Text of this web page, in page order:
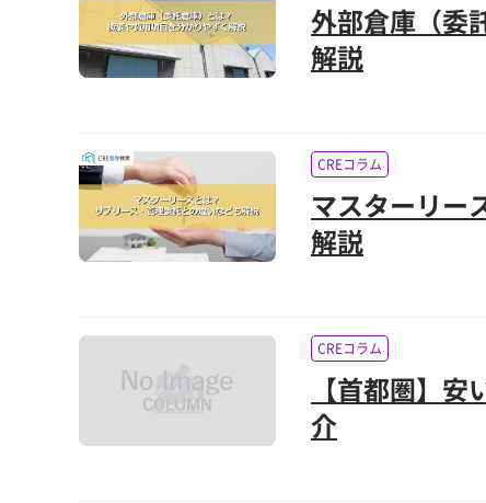
外部倉庫（委
解説
CREコラム
マスターリー
解説
CREコラム
【首都圏】
介